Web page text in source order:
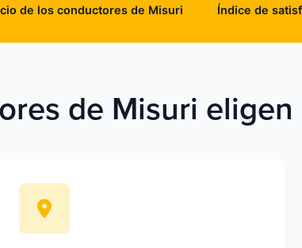
de los conductores de Misuri Índice de
de Misuri